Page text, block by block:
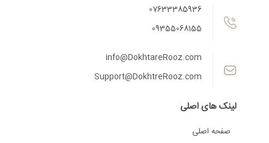
07633385936
09355068155
info@DokhtareRooz.com
Support@DokhtreRooz.com
لینک های اصلی
صفحه اصلی